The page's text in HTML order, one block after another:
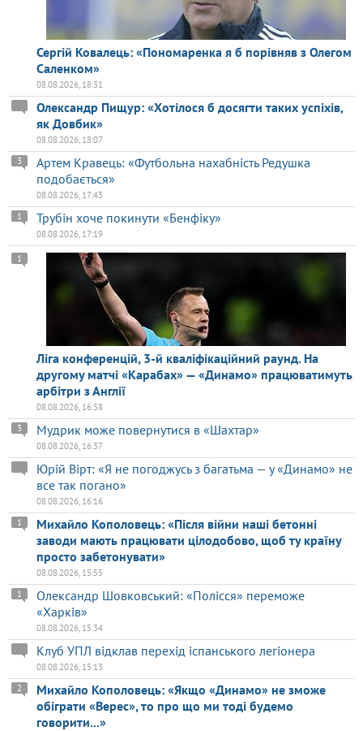
Сергій Ковалець: «Пономаренка я б порівняв з Олегом
Саленком»
08.08.2026, 18:31
Олександр Пищур: «Хотілося б досягти таких успіхів,
як Довбик»
08.08.2026, 18:07
Артем Кравець: «Футбольна нахабність Редушка
подобається»
3
08.08.2026, 17:43
Трубін хоче покинути «Бенфіку»
1
08.08.2026, 17:19
Ліга конференцій, 3-й кваліфікаційний раунд. На
другому матчі «Карабах» — «Динамо» працюватимуть
арбітри з Англії
1
08.08.2026, 16:58
Мудрик може повернутися в «Шахтар»
3
08.08.2026, 16:37
Юрій Вірт: «Я не погоджусь з багатьма — у «Динамо» не
все так погано»
08.08.2026, 16:16
Михайло Кополовець: «Після війни наші бетонні
заводи мають працювати цілодобово, щоб ту країну
просто забетонувати»
1
08.08.2026, 15:55
Олександр Шовковський: «Полісся» переможе
«Харків»
1
08.08.2026, 15:34
Клуб УПЛ відклав перехід іспанського легіонера
08.08.2026, 15:13
Михайло Кополовець: «Якщо «Динамо» не зможе
обіграти «Верес», то про що ми тоді будемо
говорити...»
2